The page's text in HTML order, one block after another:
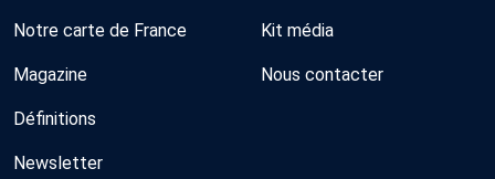
Notre carte de France
Magazine
Définitions
Newsletter
Kit média
Nous contacter